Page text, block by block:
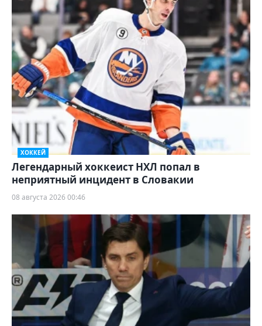
ХОККЕЙ
Легендарный хоккеист НХЛ попал в
неприятный инцидент в Словакии
08 августа 2026 00:46